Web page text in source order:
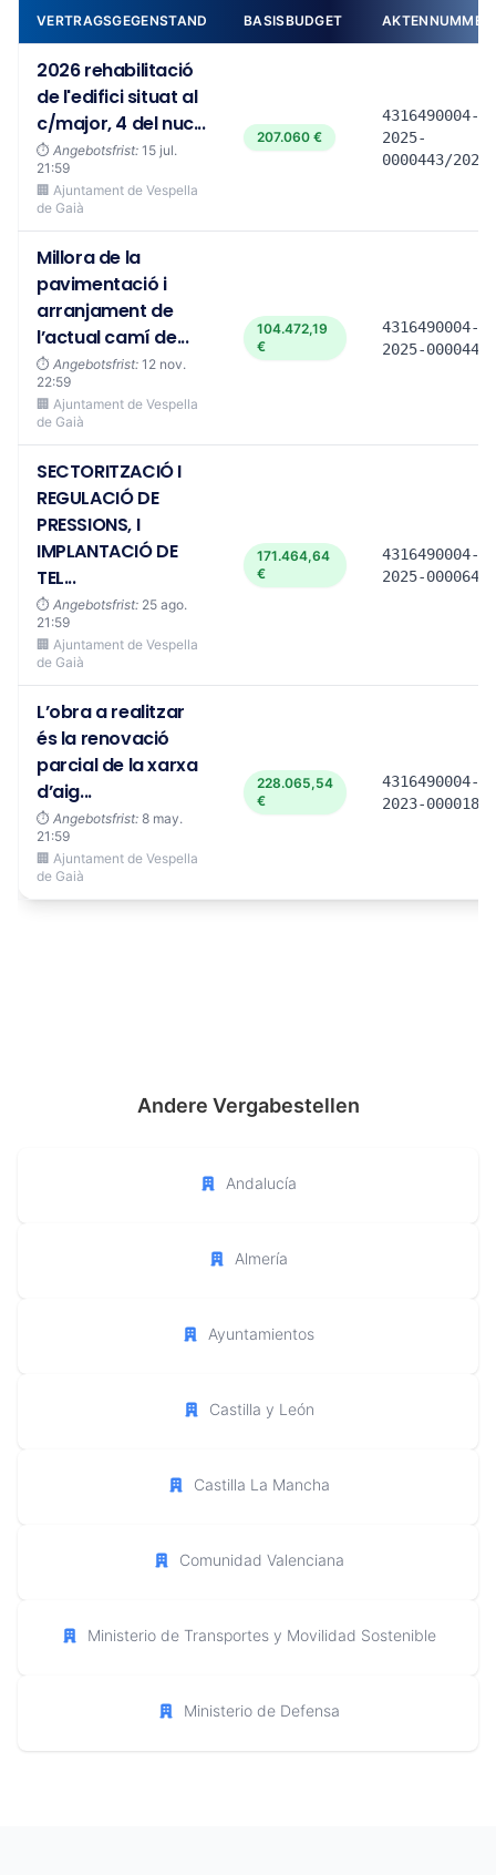
VERTRAGSGEGENSTAND BASISBUDGET AKTENNUMMER
2026 rehabilitació
de l'edifici situat al
c/major, 4 del nuc...
⏱️ Angebotsfrist: 15 jul.
21:59
🏢 Ajuntament de Vespella
de Gaià
207.060 €
4316490004-
2025-
0000443/2026
Millora de la
pavimentació i
arranjament de
l’actual camí de...
⏱️ Angebotsfrist: 12 nov.
22:59
🏢 Ajuntament de Vespella
de Gaià
104.472,19
€
4316490004-
2025-0000447
SECTORITZACIÓ I
REGULACIÓ DE
PRESSIONS, I
IMPLANTACIÓ DE
TEL...
⏱️ Angebotsfrist: 25 ago.
21:59
🏢 Ajuntament de Vespella
de Gaià
171.464,64
€
4316490004-
2025-0000649
L’obra a realitzar
és la renovació
parcial de la xarxa
d’aig...
⏱️ Angebotsfrist: 8 may.
21:59
🏢 Ajuntament de Vespella
de Gaià
228.065,54
€
4316490004-
2023-0000189
Andere Vergabestellen
Andalucía
Almería
Ayuntamientos
Castilla y León
Castilla La Mancha
Comunidad Valenciana
Ministerio de Transportes y Movilidad Sostenible
Ministerio de Defensa